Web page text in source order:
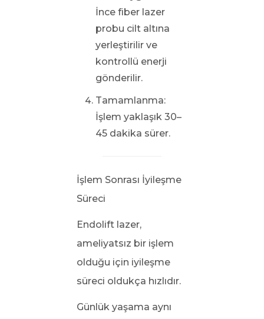
İnce fiber lazer
probu cilt altına
yerleştirilir ve
kontrollü enerji
gönderilir.
Tamamlanma:
İşlem yaklaşık 30–
45 dakika sürer.
İşlem Sonrası İyileşme
Süreci
Endolift lazer,
ameliyatsız bir işlem
olduğu için iyileşme
süreci oldukça hızlıdır.
Günlük yaşama aynı